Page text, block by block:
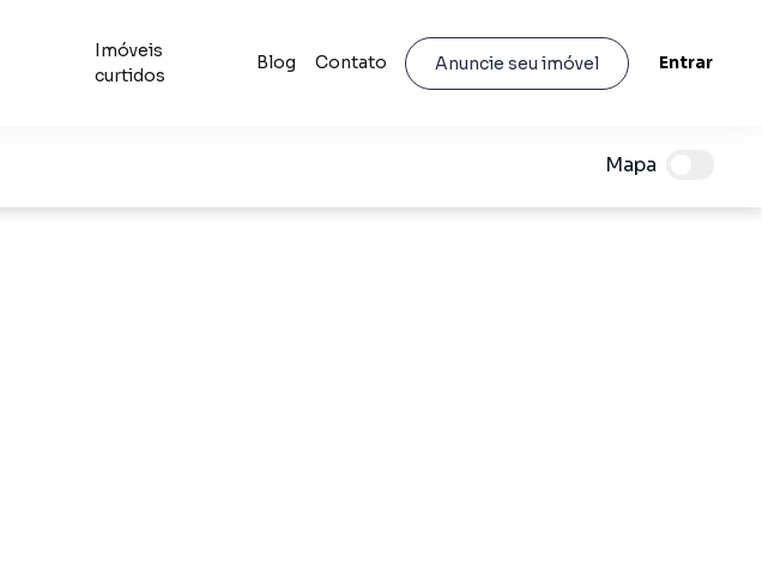
Imóveis
curtidos
Blog Contato Anuncie seu imóvel Entrar
Mapa